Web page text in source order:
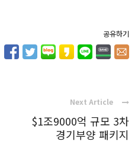
공유하기
Next Article
$1조9000억 규모 3차
경기부양 패키지